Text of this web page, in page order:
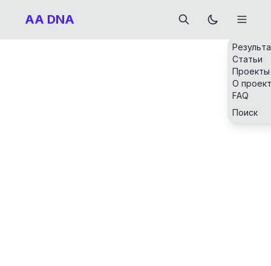
AA DNA
Статьи
Проекты
О
FAQ
Поиск